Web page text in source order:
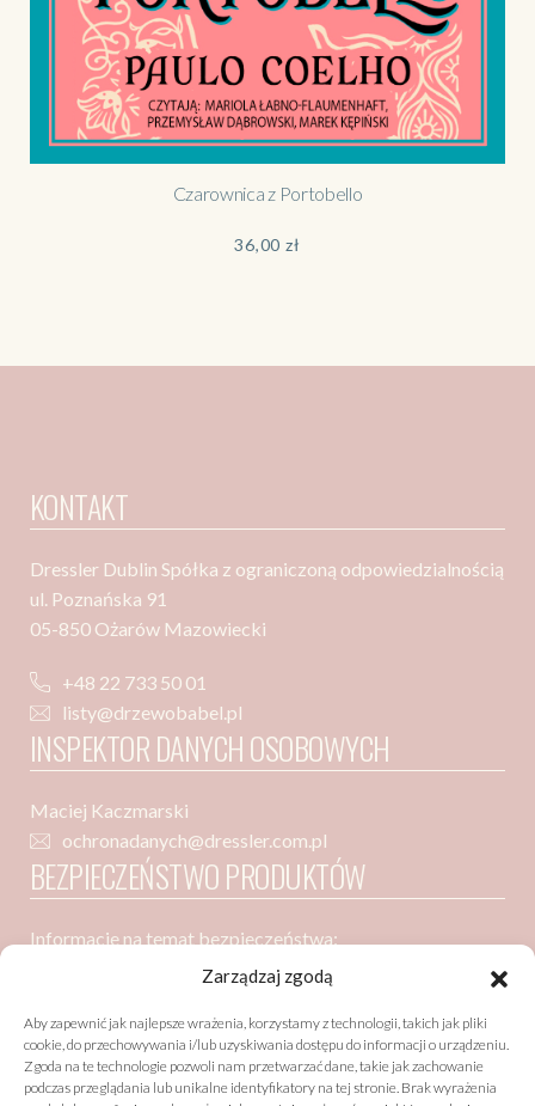
Zarządzaj zgodą
Aby zapewnić jak najlepsze wrażenia, korzystamy z technologii, takich jak pliki
cookie, do przechowywania i/lub uzyskiwania dostępu do informacji o urządzeniu.
Zgoda na te technologie pozwoli nam przetwarzać dane, takie jak zachowanie
podczas przeglądania lub unikalne identyfikatory na tej stronie. Brak wyrażenia
Czarownica z Portobello
36,00zł
KONTAKT
Dressler Dublin Spółka z ograniczoną odpowiedzialnością
ul. Poznańska 91
05-850 Ożarów Mazowiecki
+48 22 733 50 01
listy@drzewobabel.pl
INSPEKTOR DANYCH OSOBOWYCH
Maciej Kaczmarski
ochronadanych@dressler.com.pl
BEZPIECZEŃSTWO PRODUKTÓW
Informacje na temat bezpieczeństwa:
Dressler Dublin Spółka z ograniczoną odpowiedzialnością
05-850 Ożarów Mazowiecki